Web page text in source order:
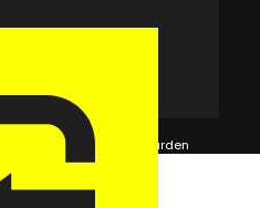
Algemene voorwaarden